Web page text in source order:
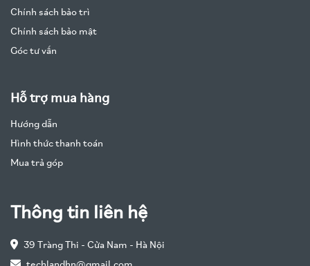
Chính sách bảo trì
Chính sách bảo mật
Góc tư vấn
Hỗ trợ mua hàng
Hướng dẫn
Hình thức thanh toán
Mua trả góp
Thông tin liên hệ
39 Tràng Thi - Cửa Nam - Hà Nội